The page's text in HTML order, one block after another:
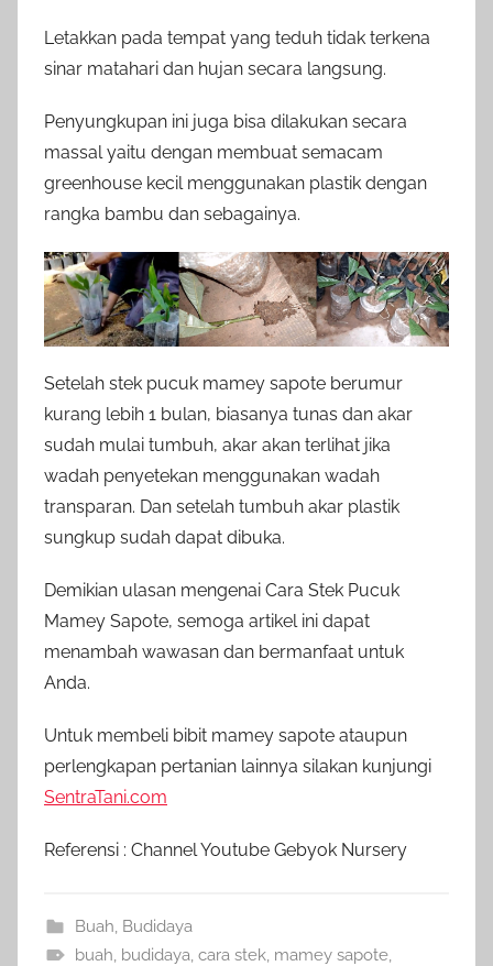
Letakkan pada tempat yang teduh tidak terkena
sinar matahari dan hujan secara langsung.
Penyungkupan ini juga bisa dilakukan secara
massal yaitu dengan membuat semacam
greenhouse kecil menggunakan plastik dengan
rangka bambu dan sebagainya.
Setelah stek pucuk mamey sapote berumur
kurang lebih 1 bulan, biasanya tunas dan akar
sudah mulai tumbuh, akar akan terlihat jika
wadah penyetekan menggunakan wadah
transparan. Dan setelah tumbuh akar plastik
sungkup sudah dapat dibuka.
Demikian ulasan mengenai Cara Stek Pucuk
Mamey Sapote, semoga artikel ini dapat
menambah wawasan dan bermanfaat untuk
Anda.
Untuk membeli bibit mamey sapote ataupun
perlengkapan pertanian lainnya silakan kunjungi
SentraTani.com
Referensi : Channel Youtube Gebyok Nursery
Buah, Budidaya
buah, budidaya, cara stek, mamey sapote,